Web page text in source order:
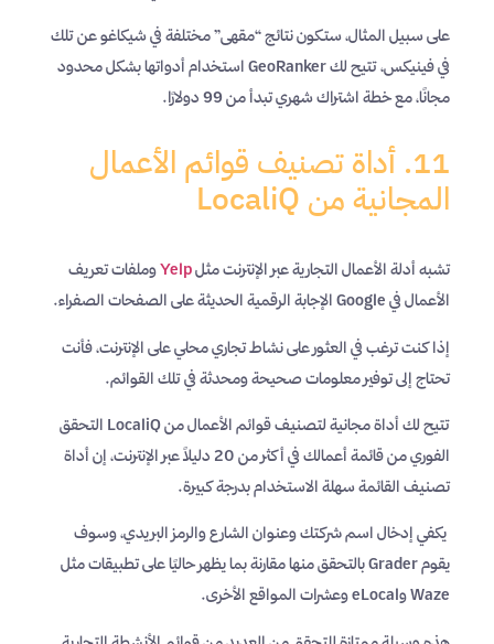
على سبيل المثال، ستكون نتائج “مقهى” مختلفة في شيكاغو عن تلك
في فينيكس، تتيح لك GeoRanker استخدام أدواتها بشكل محدود
مجانًا، مع خطة اشتراك شهري تبدأ من 99 دولارًا.
11. أداة تصنيف قوائم الأعمال
المجانية من LocaliQ
تشبه أدلة الأعمال التجارية عبر الإنترنت مثلYelpوملفات تعريف
الأعمال في Google الإجابة الرقمية الحديثة على الصفحات الصفراء.
إذا كنت ترغب في العثور على نشاط تجاري محلي على الإنترنت، فأنت
تحتاج إلى توفير معلومات صحيحة ومحدثة في تلك القوائم.
تتيح لك أداة مجانية لتصنيف قوائم الأعمال من LocaliQ التحقق
الفوري من قائمة أعمالك في أكثر من 20 دليلاً عبر الإنترنت، إن أداة
تصنيف القائمة سهلة الاستخدام بدرجة كبيرة.
يكفي إدخال اسم شركتك وعنوان الشارع والرمز البريدي، وسوف
يقوم Grader بالتحقق منها مقارنة بما يظهر حاليًا على تطبيقات مثل
Waze وeLocal وعشرات المواقع الأخرى.